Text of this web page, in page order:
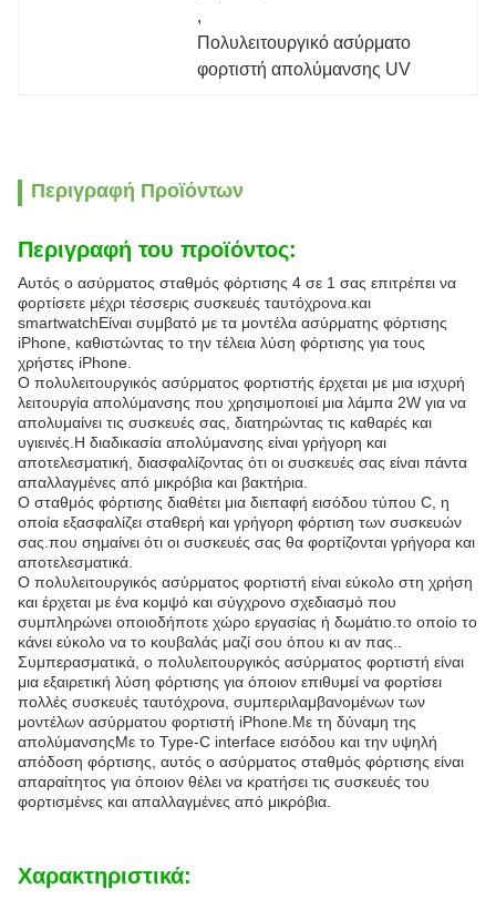
,
Πολυλειτουργικό ασύρματο
φορτιστή απολύμανσης UV
Περιγραφή Προϊόντων
Περιγραφή του προϊόντος:
Αυτός ο ασύρματος σταθμός φόρτισης 4 σε 1 σας επιτρέπει να
φορτίσετε μέχρι τέσσερις συσκευές ταυτόχρονα.και
smartwatchΕίναι συμβατό με τα μοντέλα ασύρματης φόρτισης
iPhone, καθιστώντας το την τέλεια λύση φόρτισης για τους
χρήστες iPhone.
Ο πολυλειτουργικός ασύρματος φορτιστής έρχεται με μια ισχυρή
λειτουργία απολύμανσης που χρησιμοποιεί μια λάμπα 2W για να
απολυμαίνει τις συσκευές σας, διατηρώντας τις καθαρές και
υγιεινές.Η διαδικασία απολύμανσης είναι γρήγορη και
αποτελεσματική, διασφαλίζοντας ότι οι συσκευές σας είναι πάντα
απαλλαγμένες από μικρόβια και βακτήρια.
Ο σταθμός φόρτισης διαθέτει μια διεπαφή εισόδου τύπου C, η
οποία εξασφαλίζει σταθερή και γρήγορη φόρτιση των συσκευών
σας.που σημαίνει ότι οι συσκευές σας θα φορτίζονται γρήγορα και
αποτελεσματικά.
Ο πολυλειτουργικός ασύρματος φορτιστή είναι εύκολο στη χρήση
και έρχεται με ένα κομψό και σύγχρονο σχεδιασμό που
συμπληρώνει οποιοδήποτε χώρο εργασίας ή δωμάτιο.το οποίο το
κάνει εύκολο να το κουβαλάς μαζί σου όπου κι αν πας..
Συμπερασματικά, ο πολυλειτουργικός ασύρματος φορτιστή είναι
μια εξαιρετική λύση φόρτισης για όποιον επιθυμεί να φορτίσει
πολλές συσκευές ταυτόχρονα, συμπεριλαμβανομένων των
μοντέλων ασύρματου φορτιστή iPhone.Με τη δύναμη της
απολύμανσηςΜε το Type-C interface εισόδου και την υψηλή
απόδοση φόρτισης, αυτός ο ασύρματος σταθμός φόρτισης είναι
απαραίτητος για όποιον θέλει να κρατήσει τις συσκευές του
φορτισμένες και απαλλαγμένες από μικρόβια.
Χαρακτηριστικά: